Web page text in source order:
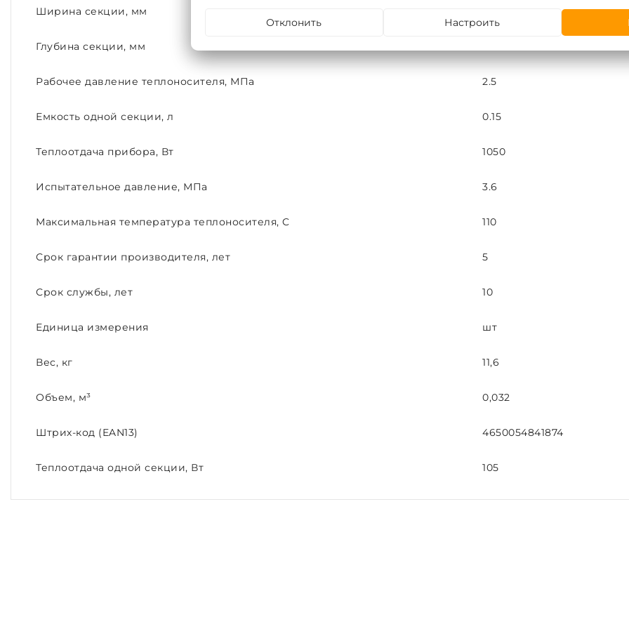
Ширина секции, мм
Глубина секции, мм
Рабочее давление теплоносителя, МПа 2.5
Емкость одной секции, л 0.15
Теплоотдача прибора, Вт 1050
Испытательное давление, МПа 3.6
Максимальная температура теплоносителя, C 110
Срок гарантии производителя, лет 5
Срок службы, лет 10
Единица измерения шт
Вес, кг 11,6
Объем, м³ 0,032
Штрих-код (EAN13) 4650054841874
Теплоотдача одной секции, Вт 105
Отклонить Настроить